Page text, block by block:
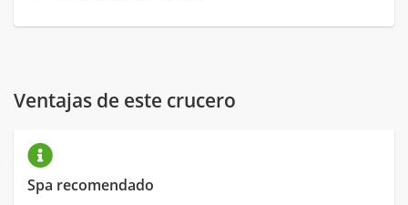
Ventajas de este crucero
Spa recomendado